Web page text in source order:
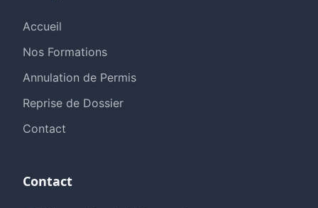
Accueil
Nos Formations
Annulation de Permis
Reprise de Dossier
Contact
Contact